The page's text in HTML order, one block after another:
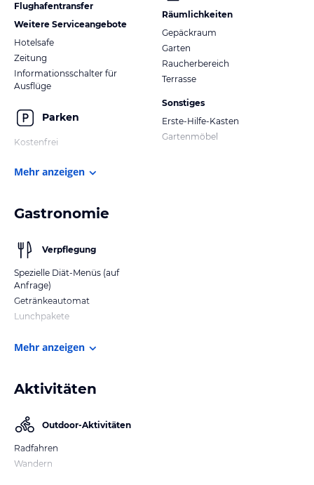
Flughafentransfer
Weitere Serviceangebote
Hotelsafe
Zeitung
Informationsschalter für
Ausflüge
Parken
Kostenfrei
Räumlichkeiten
Gepäckraum
Garten
Raucherbereich
Terrasse
Sonstiges
Erste-Hilfe-Kasten
Gartenmöbel
Mehr anzeigen
Gastronomie
Verpflegung
Spezielle Diät-Menüs (auf
Anfrage)
Getränkeautomat
Lunchpakete
Mehr anzeigen
Aktivitäten
Outdoor-Aktivitäten
Radfahren
Wandern